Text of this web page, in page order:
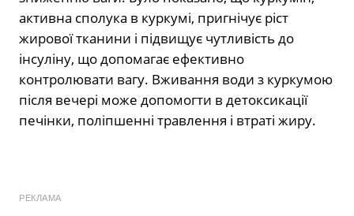
активна сполука в куркумі, пригнічує ріст
жирової тканини і підвищує чутливість до
інсуліну, що допомагає ефективно
контролювати вагу. Вживання води з куркумою
після вечері може допомогти в детоксикації
печінки, поліпшенні травлення і втраті жиру.
РЕКЛАМА